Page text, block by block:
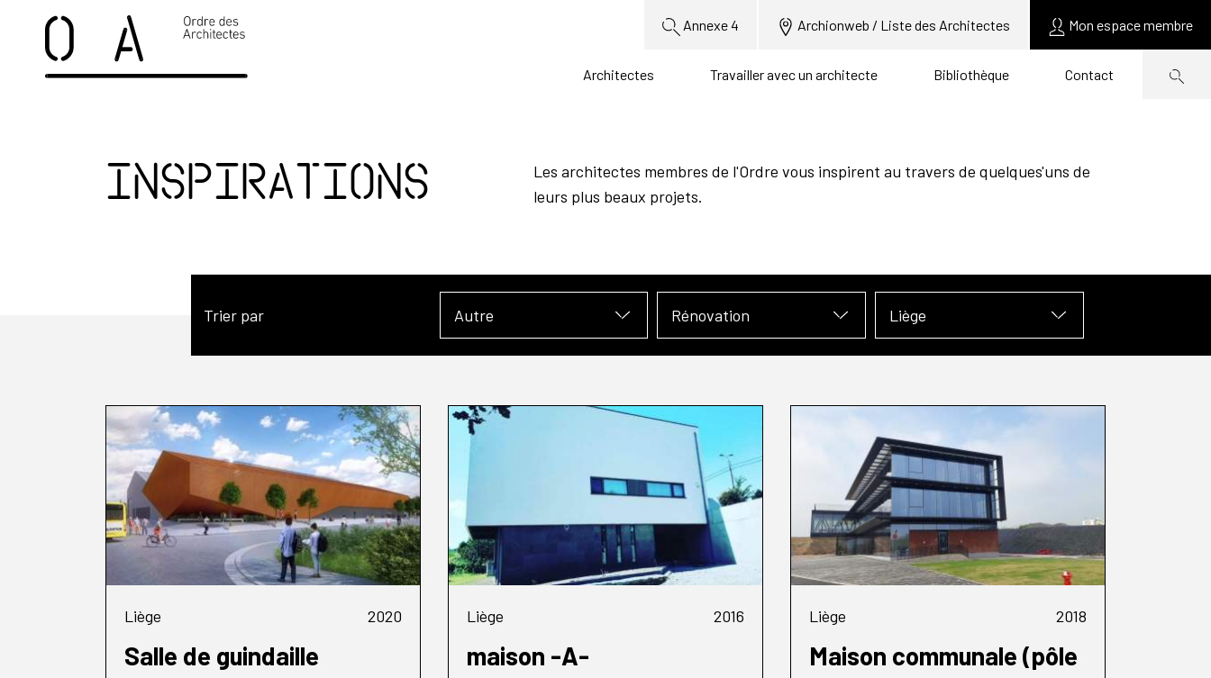
Annexe 4 Archionweb / Liste des Architectes Mon espace membre
Architectes Travailler avec un architecte Bibliothèque Contact
Inspirations
Les architectes membres de l'Ordre vous inspirent au travers de quelques'uns de
leurs plus beaux projets.
Trier par Autre Rénovation Liège
Liège 2020
Salle de guindaille
Liège 2016
maison -A-
Liège 2018
Maison communale (pôle